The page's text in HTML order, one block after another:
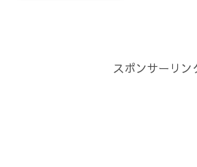
スポンサーリン